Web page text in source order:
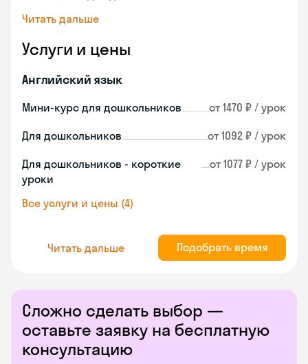
Читать дальше
Услуги и цены
Английский язык
Мини-курс для дошкольников от 1470 ₽ / урок
Для дошкольников от 1092 ₽ / урок
Для дошкольников - короткие
уроки
от 1077 ₽ / урок
Все услуги и цены (4)
Читать дальше Подобрать время
Сложно сделать выбор —
оставьте заявку на бесплатную
консультацию